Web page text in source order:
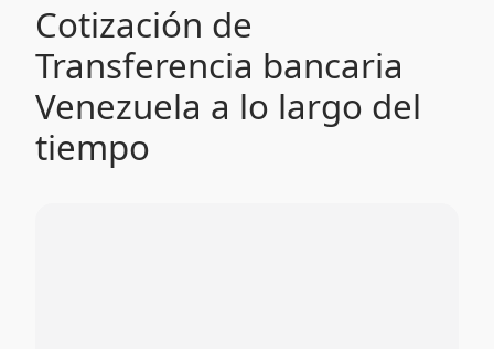
Cotización de
Transferencia bancaria
Venezuela a lo largo del
tiempo